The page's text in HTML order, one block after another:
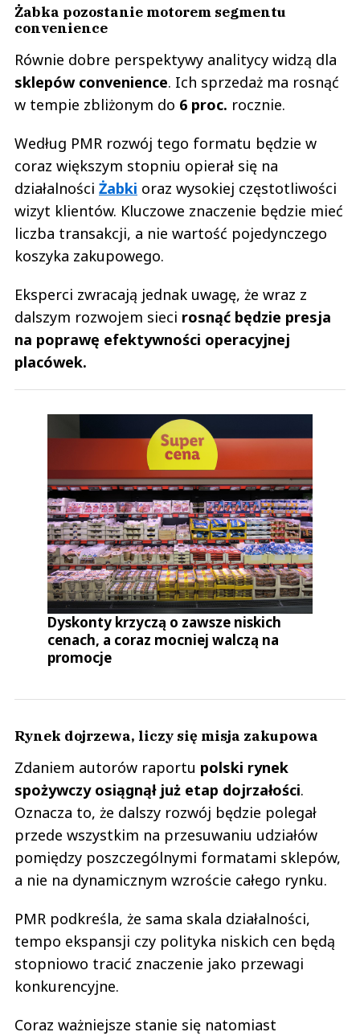
Żabka pozostanie motorem segmentu
convenience
Równie dobre perspektywy analitycy widzą dla
sklepów convenience. Ich sprzedaż ma rosnąć
w tempie zbliżonym do 6 proc. rocznie.
Według PMR rozwój tego formatu będzie w
coraz większym stopniu opierał się na
działalności Żabki oraz wysokiej częstotliwości
wizyt klientów. Kluczowe znaczenie będzie mieć
liczba transakcji, a nie wartość pojedynczego
koszyka zakupowego.
Eksperci zwracają jednak uwagę, że wraz z
dalszym rozwojem sieci rosnąć będzie presja
na poprawę efektywności operacyjnej
placówek.
Dyskonty krzyczą o zawsze niskich
cenach, a coraz mocniej walczą na
promocje
Rynek dojrzewa, liczy się misja zakupowa
Zdaniem autorów raportu polski rynek
spożywczy osiągnął już etap dojrzałości.
Oznacza to, że dalszy rozwój będzie polegał
przede wszystkim na przesuwaniu udziałów
pomiędzy poszczególnymi formatami sklepów,
a nie na dynamicznym wzroście całego rynku.
PMR podkreśla, że sama skala działalności,
tempo ekspansji czy polityka niskich cen będą
stopniowo tracić znaczenie jako przewagi
konkurencyjne.
Coraz ważniejsze stanie się natomiast